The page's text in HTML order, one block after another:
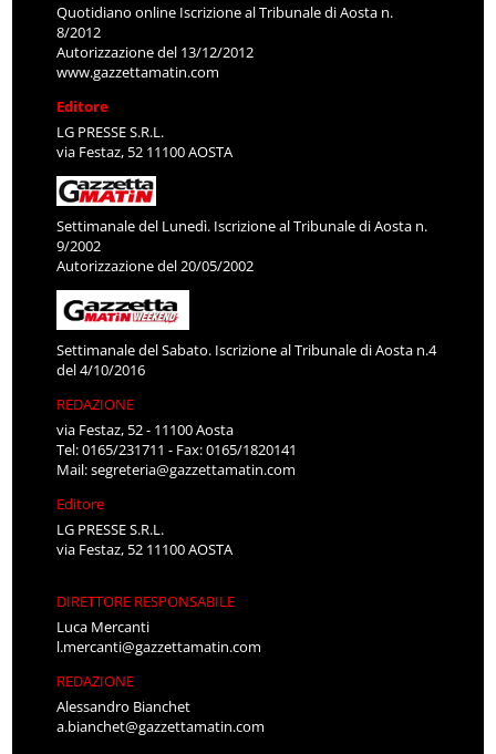
Quotidiano online Iscrizione al Tribunale di Aosta n.
8/2012
Autorizzazione del 13/12/2012
www.gazzettamatin.com
Editore
LG PRESSE S.R.L.
via Festaz, 52 11100 AOSTA
Settimanale del Lunedì. Iscrizione al Tribunale di Aosta n.
9/2002
Autorizzazione del 20/05/2002
Settimanale del Sabato. Iscrizione al Tribunale di Aosta n.4
del 4/10/2016
REDAZIONE
via Festaz, 52 - 11100 Aosta
Tel: 0165/231711 - Fax: 0165/1820141
Mail:segreteria@gazzettamatin.com
Editore
LG PRESSE S.R.L.
via Festaz, 52 11100 AOSTA
DIRETTORE RESPONSABILE
Luca Mercanti
l.mercanti@gazzettamatin.com
REDAZIONE
Alessandro Bianchet
a.bianchet@gazzettamatin.com